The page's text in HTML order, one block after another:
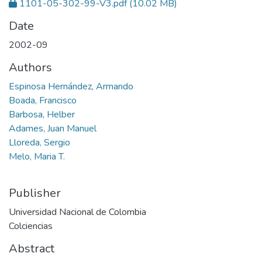
1101-05-302-99-V3.pdf(10.02 MB)
Date
2002-09
Authors
Espinosa Hernández, Armando
Boada, Francisco
Barbosa, Helber
Adames, Juan Manuel
Lloreda, Sergio
Melo, Maria T.
Publisher
Universidad Nacional de Colombia
Colciencias
Abstract